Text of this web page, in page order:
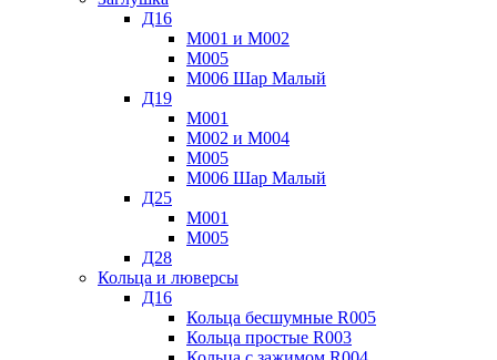
Д16
М001 и М002
М005
М006 Шар Малый
Д19
М001
М002 и М004
М005
М006 Шар Малый
Д25
М001
М005
Д28
Кольца и люверсы
Д16
Кольца бесшумные R005
Кольца простые R003